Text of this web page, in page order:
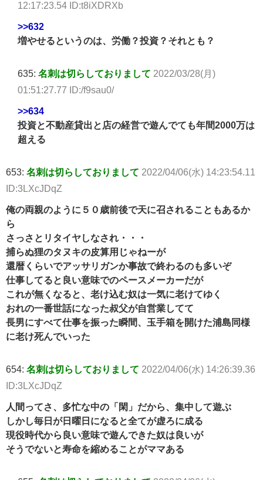
12:17:23.54 ID:t8iXDRXb
>>632
増やせるというのは、労働？投資？それとも？
635: 名刺は切らしておりまして 2022/03/28(月)
01:51:27.77 ID:/f9sau0/
>>634
投資と不動産貸出と店の経営で遊んでても年間2000万は
超える
653: 名刺は切らしておりまして 2022/04/06(水) 14:23:54.11
ID:3LXcJDqZ
俺の両親のように５０歳前後で天に召されることもあるか
ら
さっさとリタイヤしなされ・・・
捕らぬ狸のタヌキの皮算用じゃねーが
還暦くらいでアッサリガンか事故で終わるのも多いぞ
仕事してると良い意味でのペースメーカーだが
これが無くなると、老け込む奴は一気に老けてゆく
おれの一番世話になった叔父が自営業してて
長男にすべて仕事を振った瞬間、玉手箱を開けた浦島同様
に老け死んでいった
654: 名刺は切らしておりまして 2022/04/06(水) 14:26:39.36
ID:3LXcJDqZ
人間ってさ、多忙な中の「閑」だから、集中して遊ぶ
しかし毎日が日曜日になると全てが虚ろに成る
現役時代から良い意味で遊んできた奴は良いが
そうでないと寿命を縮めることがママある